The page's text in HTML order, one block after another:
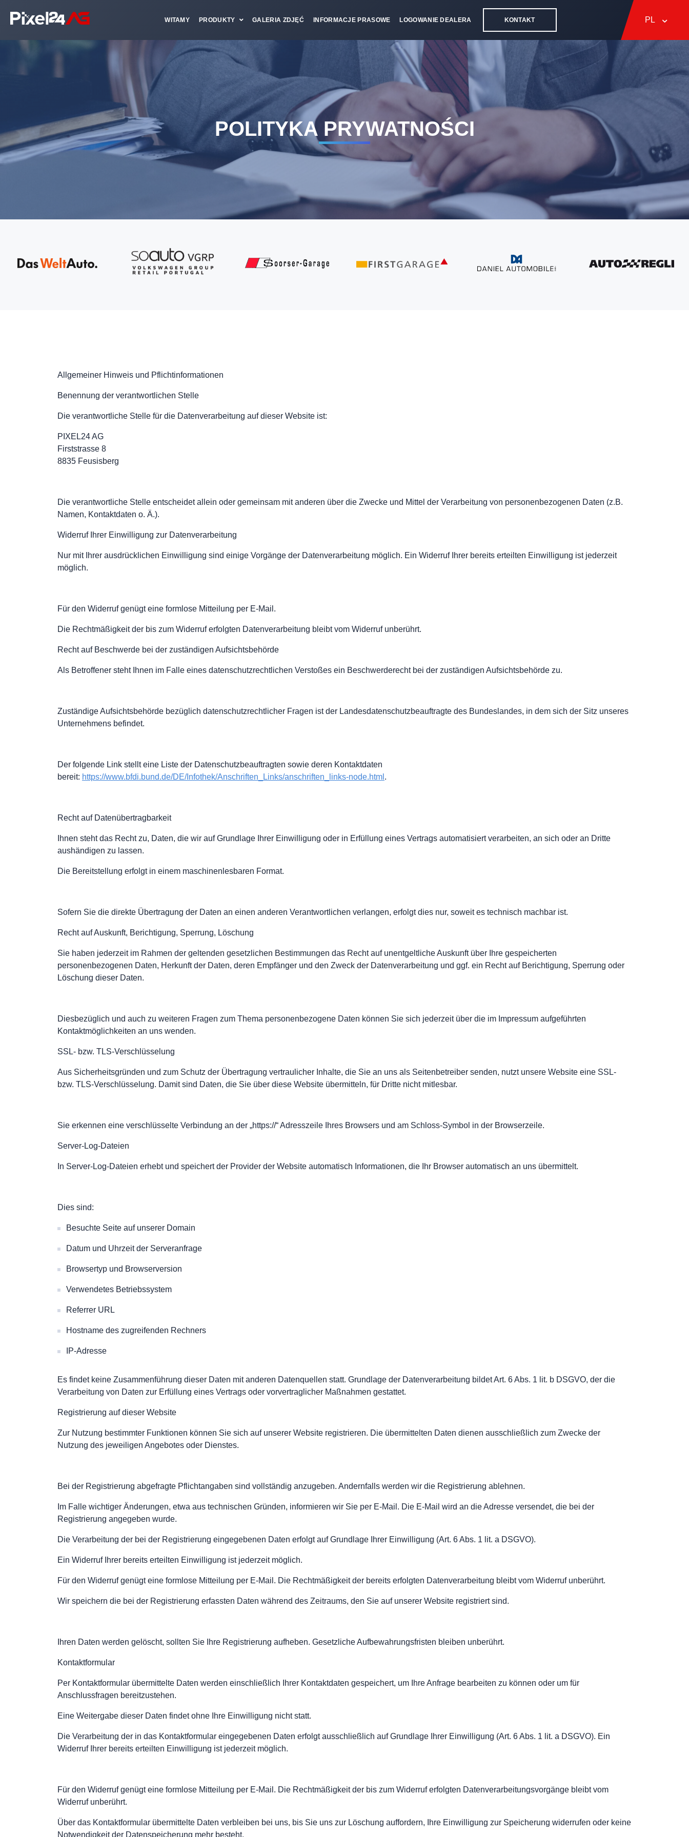
WITAMY PRODUKTY GALERIA ZDJĘĆ INFORMACJE PRASOWE LOGOWANIE DEALERA KONTAKT PL
POLITYKA PRYWATNOŚCI
Allgemeiner Hinweis und Pflichtinformationen
Benennung der verantwortlichen Stelle
Die verantwortliche Stelle für die Datenverarbeitung auf dieser Website ist:
PIXEL24 AG
Firststrasse 8
8835 Feusisberg
Die verantwortliche Stelle entscheidet allein oder gemeinsam mit anderen über die Zwecke und Mittel der Verarbeitung von personenbezogenen Daten (z.B.
Namen, Kontaktdaten o. Ä.).
Widerruf Ihrer Einwilligung zur Datenverarbeitung
Nur mit Ihrer ausdrücklichen Einwilligung sind einige Vorgänge der Datenverarbeitung möglich. Ein Widerruf Ihrer bereits erteilten Einwilligung ist jederzeit
möglich.
Für den Widerruf genügt eine formlose Mitteilung per E-Mail.
Die Rechtmäßigkeit der bis zum Widerruf erfolgten Datenverarbeitung bleibt vom Widerruf unberührt.
Recht auf Beschwerde bei der zuständigen Aufsichtsbehörde
Als Betroffener steht Ihnen im Falle eines datenschutzrechtlichen Verstoßes ein Beschwerderecht bei der zuständigen Aufsichtsbehörde zu.
Zuständige Aufsichtsbehörde bezüglich datenschutzrechtlicher Fragen ist der Landesdatenschutzbeauftragte des Bundeslandes, in dem sich der Sitz unseres
Unternehmens befindet.
Der folgende Link stellt eine Liste der Datenschutzbeauftragten sowie deren Kontaktdaten
bereit: https://www.bfdi.bund.de/DE/Infothek/Anschriften_Links/anschriften_links-node.html .
Recht auf Datenübertragbarkeit
Ihnen steht das Recht zu, Daten, die wir auf Grundlage Ihrer Einwilligung oder in Erfüllung eines Vertrags automatisiert verarbeiten, an sich oder an Dritte
aushändigen zu lassen.
Die Bereitstellung erfolgt in einem maschinenlesbaren Format.
Sofern Sie die direkte Übertragung der Daten an einen anderen Verantwortlichen verlangen, erfolgt dies nur, soweit es technisch machbar ist.
Recht auf Auskunft, Berichtigung, Sperrung, Löschung
Sie haben jederzeit im Rahmen der geltenden gesetzlichen Bestimmungen das Recht auf unentgeltliche Auskunft über Ihre gespeicherten
personenbezogenen Daten, Herkunft der Daten, deren Empfänger und den Zweck der Datenverarbeitung und ggf. ein Recht auf Berichtigung, Sperrung oder
Löschung dieser Daten.
Diesbezüglich und auch zu weiteren Fragen zum Thema personenbezogene Daten können Sie sich jederzeit über die im Impressum aufgeführten
Kontaktmöglichkeiten an uns wenden.
SSL- bzw. TLS-Verschlüsselung
Aus Sicherheitsgründen und zum Schutz der Übertragung vertraulicher Inhalte, die Sie an uns als Seitenbetreiber senden, nutzt unsere Website eine SSL-
bzw. TLS-Verschlüsselung. Damit sind Daten, die Sie über diese Website übermitteln, für Dritte nicht mitlesbar.
Sie erkennen eine verschlüsselte Verbindung an der „https://“ Adresszeile Ihres Browsers und am Schloss-Symbol in der Browserzeile.
Server-Log-Dateien
In Server-Log-Dateien erhebt und speichert der Provider der Website automatisch Informationen, die Ihr Browser automatisch an uns übermittelt.
Dies sind:
Besuchte Seite auf unserer Domain
Datum und Uhrzeit der Serveranfrage
Browsertyp und Browserversion
Verwendetes Betriebssystem
Referrer URL
Hostname des zugreifenden Rechners
IP-Adresse
Es findet keine Zusammenführung dieser Daten mit anderen Datenquellen statt. Grundlage der Datenverarbeitung bildet Art. 6 Abs. 1 lit. b DSGVO, der die
Verarbeitung von Daten zur Erfüllung eines Vertrags oder vorvertraglicher Maßnahmen gestattet.
Registrierung auf dieser Website
Zur Nutzung bestimmter Funktionen können Sie sich auf unserer Website registrieren. Die übermittelten Daten dienen ausschließlich zum Zwecke der
Nutzung des jeweiligen Angebotes oder Dienstes.
Bei der Registrierung abgefragte Pflichtangaben sind vollständig anzugeben. Andernfalls werden wir die Registrierung ablehnen.
Im Falle wichtiger Änderungen, etwa aus technischen Gründen, informieren wir Sie per E-Mail. Die E-Mail wird an die Adresse versendet, die bei der
Registrierung angegeben wurde.
Die Verarbeitung der bei der Registrierung eingegebenen Daten erfolgt auf Grundlage Ihrer Einwilligung (Art. 6 Abs. 1 lit. a DSGVO).
Ein Widerruf Ihrer bereits erteilten Einwilligung ist jederzeit möglich.
Für den Widerruf genügt eine formlose Mitteilung per E-Mail. Die Rechtmäßigkeit der bereits erfolgten Datenverarbeitung bleibt vom Widerruf unberührt.
Wir speichern die bei der Registrierung erfassten Daten während des Zeitraums, den Sie auf unserer Website registriert sind.
Ihren Daten werden gelöscht, sollten Sie Ihre Registrierung aufheben. Gesetzliche Aufbewahrungsfristen bleiben unberührt.
Kontaktformular
Per Kontaktformular übermittelte Daten werden einschließlich Ihrer Kontaktdaten gespeichert, um Ihre Anfrage bearbeiten zu können oder um für
Anschlussfragen bereitzustehen.
Eine Weitergabe dieser Daten findet ohne Ihre Einwilligung nicht statt.
Die Verarbeitung der in das Kontaktformular eingegebenen Daten erfolgt ausschließlich auf Grundlage Ihrer Einwilligung (Art. 6 Abs. 1 lit. a DSGVO). Ein
Widerruf Ihrer bereits erteilten Einwilligung ist jederzeit möglich.
Für den Widerruf genügt eine formlose Mitteilung per E-Mail. Die Rechtmäßigkeit der bis zum Widerruf erfolgten Datenverarbeitungsvorgänge bleibt vom
Widerruf unberührt.
Über das Kontaktformular übermittelte Daten verbleiben bei uns, bis Sie uns zur Löschung auffordern, Ihre Einwilligung zur Speicherung widerrufen oder keine
Notwendigkeit der Datenspeicherung mehr besteht.